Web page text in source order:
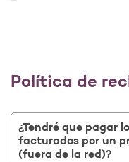
Política de
¿Tendré que pagar
facturados por un
(fuera de la red)?